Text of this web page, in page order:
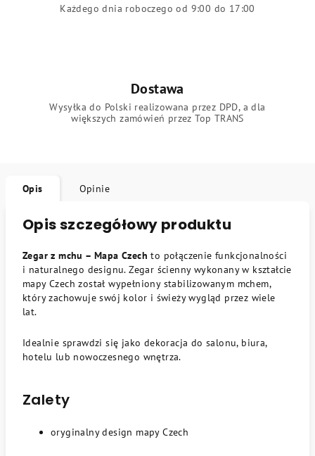
Każdego dnia roboczego od 9:00 do 17:00
Dostawa
Wysyłka do Polski realizowana przez DPD, a dla
większych zamówień przez Top TRANS
Opis Opinie
Opis szczegółowy produktu
Zegar z mchu – Mapa Czech to połączenie funkcjonalności
i naturalnego designu. Zegar ścienny wykonany w kształcie
mapy Czech został wypełniony stabilizowanym mchem,
który zachowuje swój kolor i świeży wygląd przez wiele
lat.
Idealnie sprawdzi się jako dekoracja do salonu, biura,
hotelu lub nowoczesnego wnętrza.
Zalety
oryginalny design mapy Czech